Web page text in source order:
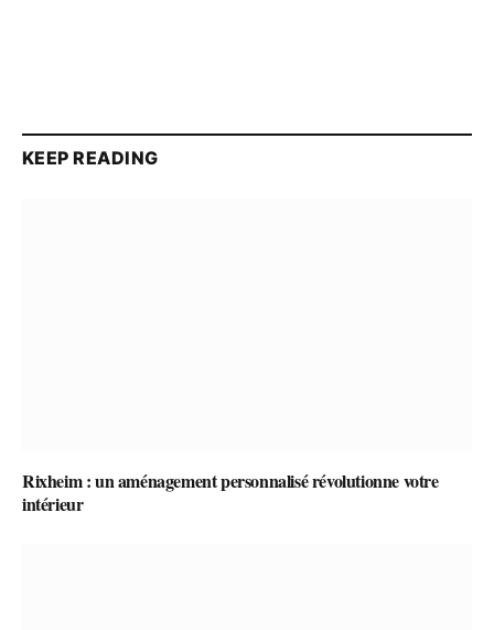
KEEP READING
Rixheim : un aménagement personnalisé révolutionne votre
intérieur